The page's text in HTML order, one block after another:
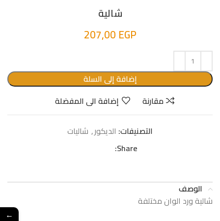
شالية
207,00 EGP
إضافة إلى السلة
مقارنة
إضافة الى المفضلة
التصنيفات: الدیكور, شالیات
Share:
الوصف
شالية ورد الوان مختلفة
←